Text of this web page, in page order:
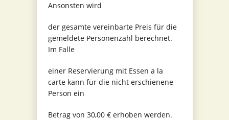
Ansonsten wird
der gesamte vereinbarte Preis für die
gemeldete Personenzahl berechnet.
Im Falle
einer Reservierung mit Essen a la
carte kann für die nicht erschienene
Person ein
Betrag von 30,00 € erhoben werden.